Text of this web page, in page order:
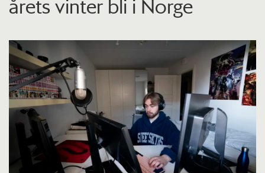
årets vinter bli i Norge